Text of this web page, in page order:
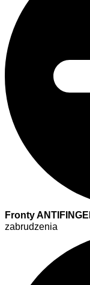
Fronty
zabrudzenia